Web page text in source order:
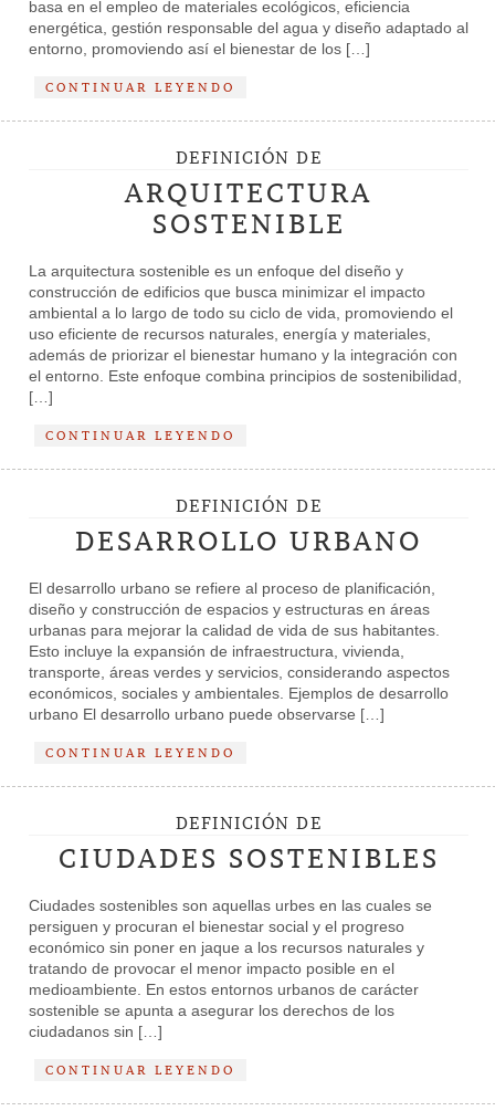
basa en el empleo de materiales ecológicos, eficiencia
energética, gestión responsable del agua y diseño adaptado al
entorno, promoviendo así el bienestar de los […]
CONTINUAR LEYENDO
DEFINICIÓN DE
ARQUITECTURA
SOSTENIBLE
La arquitectura sostenible es un enfoque del diseño y
construcción de edificios que busca minimizar el impacto
ambiental a lo largo de todo su ciclo de vida, promoviendo el
uso eficiente de recursos naturales, energía y materiales,
además de priorizar el bienestar humano y la integración con
el entorno. Este enfoque combina principios de sostenibilidad,
[…]
CONTINUAR LEYENDO
DEFINICIÓN DE
DESARROLLO URBANO
El desarrollo urbano se refiere al proceso de planificación,
diseño y construcción de espacios y estructuras en áreas
urbanas para mejorar la calidad de vida de sus habitantes.
Esto incluye la expansión de infraestructura, vivienda,
transporte, áreas verdes y servicios, considerando aspectos
económicos, sociales y ambientales. Ejemplos de desarrollo
urbano El desarrollo urbano puede observarse […]
CONTINUAR LEYENDO
DEFINICIÓN DE
CIUDADES SOSTENIBLES
Ciudades sostenibles son aquellas urbes en las cuales se
persiguen y procuran el bienestar social y el progreso
económico sin poner en jaque a los recursos naturales y
tratando de provocar el menor impacto posible en el
medioambiente. En estos entornos urbanos de carácter
sostenible se apunta a asegurar los derechos de los
ciudadanos sin […]
CONTINUAR LEYENDO